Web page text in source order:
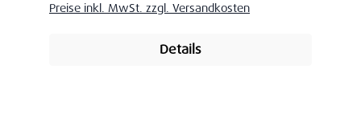
Preise inkl. MwSt. zzgl. Versandkosten
Details